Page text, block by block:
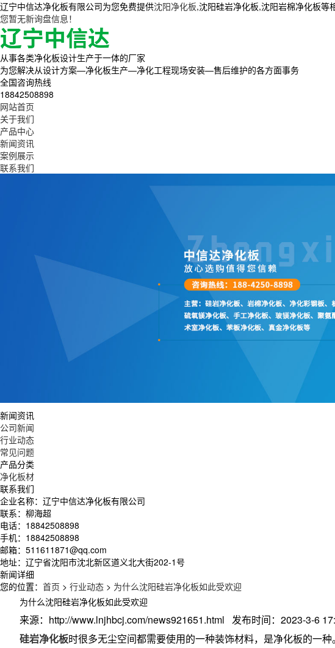
辽宁中信达净化板有限公司为您免费提供沈阳净化板,沈阳硅岩净化板,沈阳岩棉净化板等
您暂无新询盘信息！
从事各类净化板设计生产于一体的厂家
为您解决从设计方案—净化板生产—净化工程现场安装—售后维护的各方面事务
全国咨询热线
18842508898
网站首页
关于我们
产品中心
新闻资讯
案例展示
联系我们
新闻资讯
公司新闻
行业动态
常见问题
产品分类
净化板材
联系我们
企业名称：辽宁中信达净化板有限公司
联系：柳海超
电话：18842508898
手机：18842508898
邮箱：511611871@qq.com
地址：辽宁省沈阳市沈北新区道义北大街202-1号
新闻详细
您的位置： 首页 > 行业动态 > 为什么沈阳硅岩净化板如此受欢迎
为什么沈阳硅岩净化板如此受欢迎
来源：http://www.lnjhbcj.com/news921651.html 发布时间：2023-3-6
硅岩净化板时很多无尘空间都需要使用的一种装饰材料，是净化板的一种